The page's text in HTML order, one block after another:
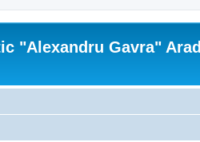
"Alexandru Gavra" Arad